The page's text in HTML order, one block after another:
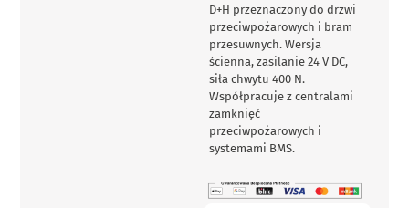
D+H przeznaczony do drzwi
przeciwpożarowych i bram
przesuwnych. Wersja
ścienna, zasilanie 24 V DC,
siła chwytu 400 N.
Współpracuje z centralami
zamknięć
przeciwpożarowych i
systemami BMS.